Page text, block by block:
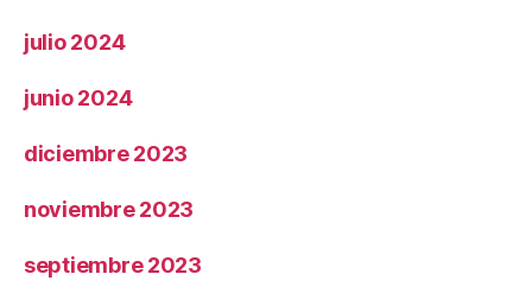
julio 2024
junio 2024
diciembre 2023
noviembre 2023
septiembre 2023